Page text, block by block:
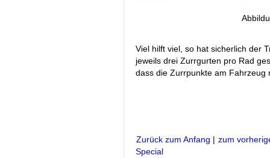
Viel hilft viel, so hat sicherlich der
jeweils drei Zurrgurten pro Rad
dass die Zurrpunkte am Fahrzeug
Zurück zum Anfang | zum
Special